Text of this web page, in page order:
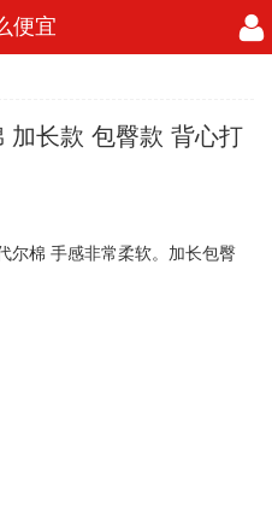
便宜
加长款 包臀款 背心打
尔棉 手感非常柔软。加长包臀